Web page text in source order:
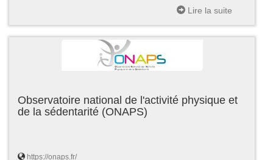
Lire la suite
Observatoire national de l'activité physique et
de la sédentarité (ONAPS)
https://onaps.fr/